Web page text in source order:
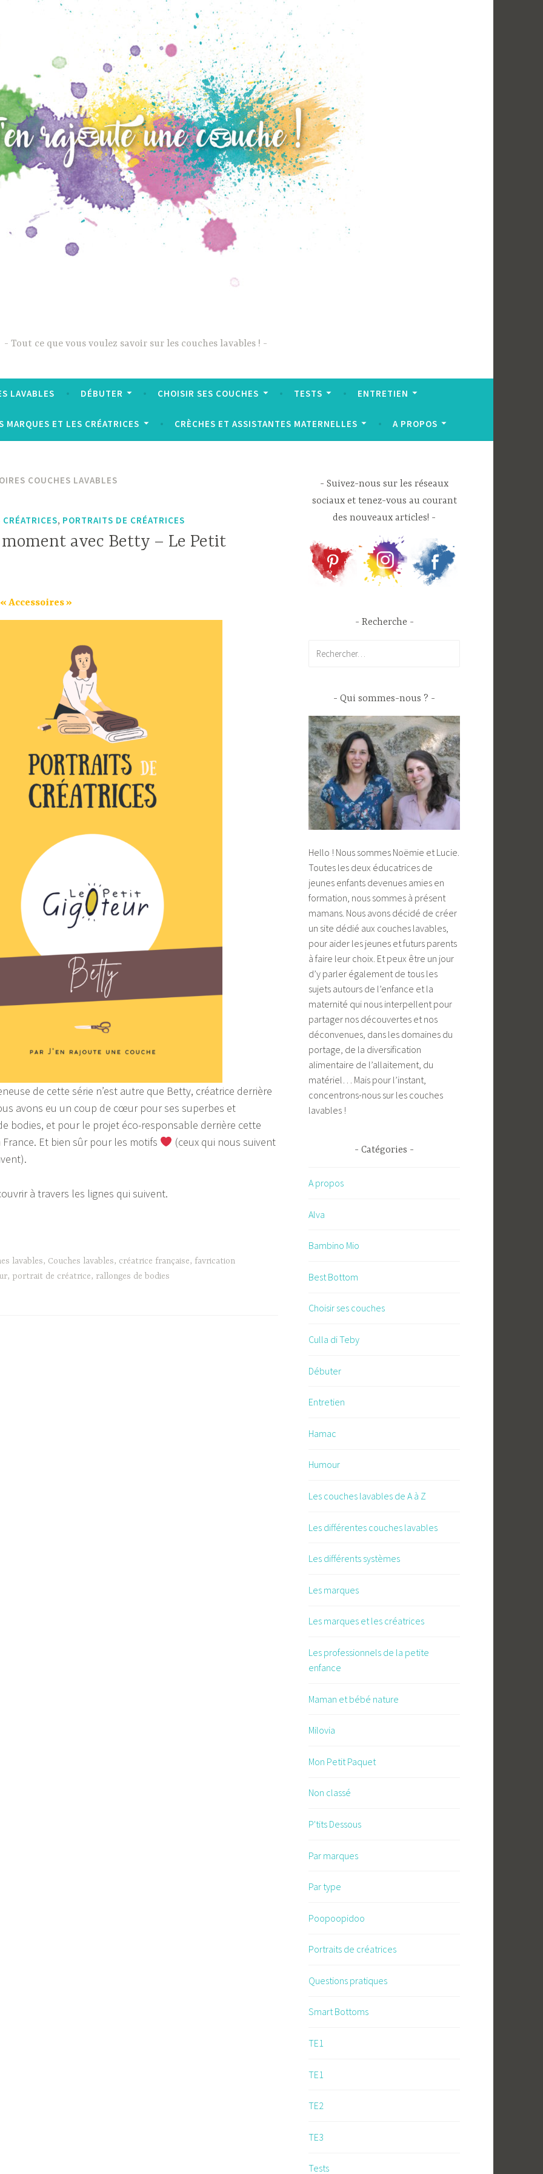
Tout ce que vous voulez savoir sur les couches lavables !
LAVABLES DÉBUTER CHOISIR SES COUCHES TESTS ENTRETIEN
MARQUES ET LES CRÉATRICES CRÈCHES ET ASSISTANTES MATERNELLES A PROPOS
COUCHES LAVABLES
, PORTRAITS DE CRÉATRICES
avec Betty – Le Petit
Accessoires »
de cette série n’est autre que Betty, créatrice derrière
avons eu un coup de cœur pour ses superbes et
bodies, et pour le projet éco-responsable derrière cette
Et bien sûr pour les motifs
(ceux qui nous suivent
à travers les lignes qui suivent.
lavables, Couches lavables, créatrice française, favrication
, portrait de créatrice, rallonges de bodies
Suivez-nous sur les réseaux
sociaux et tenez-vous au courant
des nouveaux articles!
Recherche
Qui sommes-nous ?
Hello ! Nous sommes Noëmie et Lucie.
Toutes les deux éducatrices de
jeunes enfants devenues amies en
formation, nous sommes à présent
mamans. Nous avons décidé de créer
un site dédié aux couches lavables,
pour aider les jeunes et futurs parents
à faire leur choix. Et peux être un jour
d’y parler également de tous les
sujets autours de l’enfance et la
maternité qui nous interpellent pour
partager nos découvertes et nos
déconvenues, dans les domaines du
portage, de la diversification
alimentaire de l’allaitement, du
matériel… Mais pour l’instant,
concentrons-nous sur les couches
lavables !
Catégories
A propos
Alva
Bambino Mio
Best Bottom
Choisir ses couches
Culla di Teby
Débuter
Entretien
Hamac
Humour
Les couches lavables de A à Z
Les différentes couches lavables
Les différents systèmes
Les marques
Les marques et les créatrices
Les professionnels de la petite
enfance
Maman et bébé nature
Milovia
Mon Petit Paquet
Non classé
P'tits Dessous
Par marques
Par type
Poopoopidoo
Portraits de créatrices
Questions pratiques
Smart Bottoms
TE1
TE1
TE2
TE3
Tests